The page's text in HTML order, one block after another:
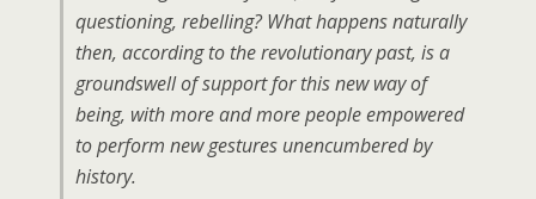
questioning, rebelling? What happens naturally
then, according to the revolutionary past, is a
groundswell of support for this new way of
being, with more and more people empowered
to perform new gestures unencumbered by
history.